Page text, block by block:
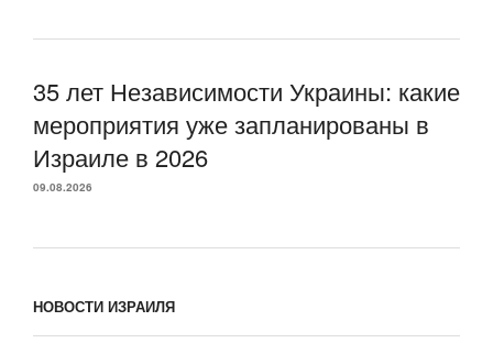
35 лет Независимости Украины: какие
мероприятия уже запланированы в
Израиле в 2026
09.08.2026
НОВОСТИ ИЗРАИЛЯ